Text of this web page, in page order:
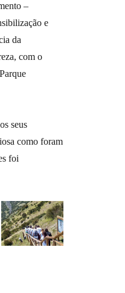
–
e
da
com o
seus
como foram
foi